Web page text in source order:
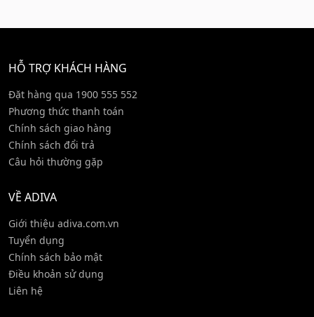
HỖ TRỢ KHÁCH HÀNG
Đặt hàng qua 1900 555 552
Phương thức thanh toán
Chính sách giao hàng
Chính sách đổi trả
Câu hỏi thường gặp
VỀ ADIVA
Giới thiệu adiva.com.vn
Tuyển dụng
Chính sách bảo mật
Điều khoản sử dụng
Liên hệ